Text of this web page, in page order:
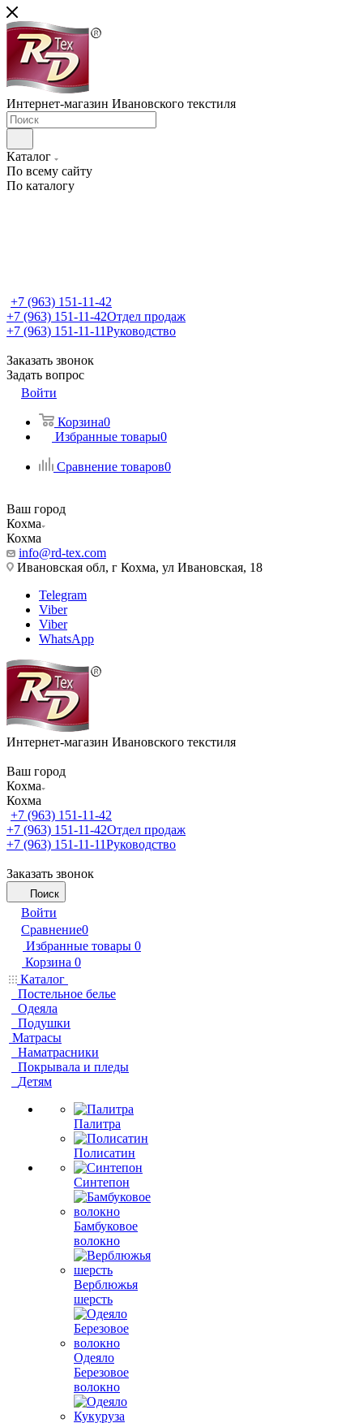
Интернет-магазин Ивановского текстиля
Каталог
По всему сайту
По каталогу
+7 (963) 151-11-42
+7 (963) 151-11-42Отдел продаж
+7 (963) 151-11-11Руководство
Заказать звонок
Задать вопрос
Войти
Корзина0
Избранные товары0
Сравнение товаров0
Ваш город
Кохма
Кохма
info@rd-tex.com
Ивановская обл, г Кохма, ул Ивановская, 18
Telegram
Viber
Viber
WhatsApp
Интернет-магазин Ивановского текстиля
Ваш город
Кохма
Кохма
+7 (963) 151-11-42
+7 (963) 151-11-42Отдел продаж
+7 (963) 151-11-11Руководство
Заказать звонок
Поиск
Войти
Сравнение0
Избранные товары 0
Корзина 0
Каталог
Постельное белье
Одеяла
Подушки
Матрасы
Наматрасники
Покрывала и пледы
Детям
Палитра
Полисатин
Синтепон
Бамбуковое
волокно
Верблюжья
шерсть
Одеяло
Березовое
волокно